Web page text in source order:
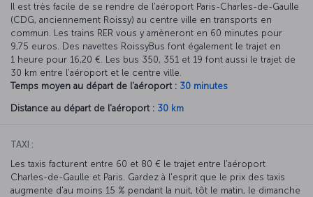
Il est très facile de se rendre de l'aéroport Paris-Charles-de-Gaulle
(CDG, anciennement Roissy) au centre ville en transports en
commun. Les trains RER vous y amèneront en 60 minutes pour
9,75 euros. Des navettes RoissyBus font également le trajet en
1 heure pour 16,20 €. Les bus 350, 351 et 19 font aussi le trajet de
30 km entre l'aéroport et le centre ville.
Temps moyen au départ de l'aéroport : 30 minutes
Distance au départ de l'aéroport : 30 km
TAXI :
Les taxis facturent entre 60 et 80 € le trajet entre l'aéroport
Charles-de-Gaulle et Paris. Gardez à l'esprit que le prix des taxis
augmente d'au moins 15 % pendant la nuit, tôt le matin, le dimanche